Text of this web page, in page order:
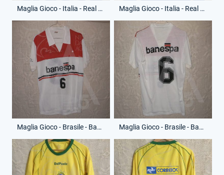
Maglia Gioco - Italia - Real Persaldo - Anno 2012 - 18 - (Fronte) Maglia Gioco - Italia - Real Persaldo - Anno 2012 - 18 - (Retro)
Maglia Gioco - Brasile - Banespa - Anno 1990 - 6 - (Fronte) Maglia Gioco - Brasile - Banespa - Anno 1990 - 6 - (Retro)